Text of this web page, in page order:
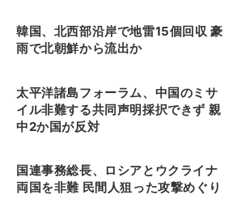
韓国、北西部沿岸で地雷15個回収 豪
雨で北朝鮮から流出か
太平洋諸島フォーラム、中国のミサ
イル非難する共同声明採択できず 親
中2か国が反対
国連事務総長、ロシアとウクライナ
両国を非難 民間人狙った攻撃めぐり